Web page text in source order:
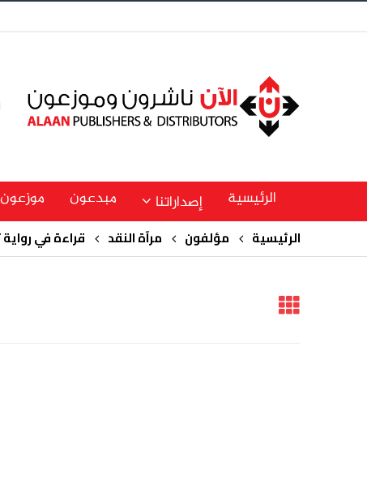
الرئيسية إصداراتنا مبدعون موزعون
الرئيسية مؤلفون مرآة النقد قراءة في